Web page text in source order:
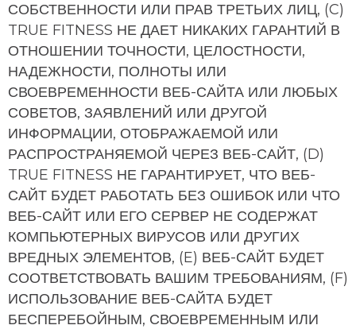
СОБСТВЕННОСТИ ИЛИ ПРАВ ТРЕТЬИХ ЛИЦ, (C)
TRUE FITNESS НЕ ДАЕТ НИКАКИХ ГАРАНТИЙ В
ОТНОШЕНИИ ТОЧНОСТИ, ЦЕЛОСТНОСТИ,
НАДЕЖНОСТИ, ПОЛНОТЫ ИЛИ
СВОЕВРЕМЕННОСТИ ВЕБ-САЙТА ИЛИ ЛЮБЫХ
СОВЕТОВ, ЗАЯВЛЕНИЙ ИЛИ ДРУГОЙ
ИНФОРМАЦИИ, ОТОБРАЖАЕМОЙ ИЛИ
РАСПРОСТРАНЯЕМОЙ ЧЕРЕЗ ВЕБ-САЙТ, (D)
TRUE FITNESS НЕ ГАРАНТИРУЕТ, ЧТО ВЕБ-
САЙТ БУДЕТ РАБОТАТЬ БЕЗ ОШИБОК ИЛИ ЧТО
ВЕБ-САЙТ ИЛИ ЕГО СЕРВЕР НЕ СОДЕРЖАТ
КОМПЬЮТЕРНЫХ ВИРУСОВ ИЛИ ДРУГИХ
ВРЕДНЫХ ЭЛЕМЕНТОВ, (E) ВЕБ-САЙТ БУДЕТ
СООТВЕТСТВОВАТЬ ВАШИМ ТРЕБОВАНИЯМ, (F)
ИСПОЛЬЗОВАНИЕ ВЕБ-САЙТА БУДЕТ
БЕСПЕРЕБОЙНЫМ, СВОЕВРЕМЕННЫМ ИЛИ